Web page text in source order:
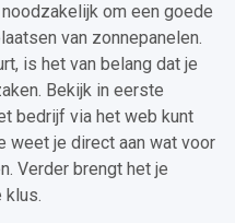
om een goede
van zonnepanelen.
is het van belang dat je
Bekijk in eerste
bedrijf via het web kunt
weet je direct aan wat voor
Verder brengt het je
klus.